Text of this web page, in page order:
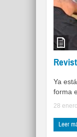
Ya
forma
28
Leer